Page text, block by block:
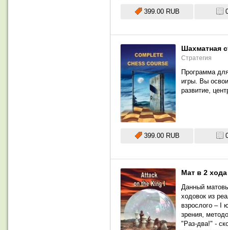
399.00 RUB
Шахматная
Стратегия
Программа
игры. Вы
развитие,
399.00 RUB
Мат в 2
Данный
ходовок из
взрослого – I
зрения,
"Раз-два!" -